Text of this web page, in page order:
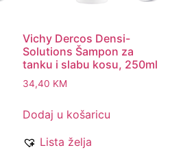
Vichy Dercos Densi-
Solutions Šampon za
tanku i slabu kosu, 250ml
34,40 KM
Dodaj u košaricu
Lista želja